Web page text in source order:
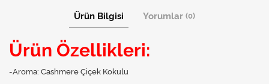
Ürün Bilgisi Yorumlar (0)
Ürün Özellikleri:
-Aroma: Cashmere Çiçek Kokulu